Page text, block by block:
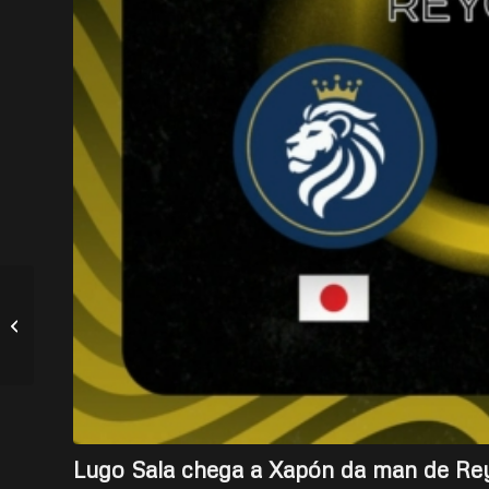
Lugo Sala chega a Xapón da man de
Iván Gemes primeira
fichaxe